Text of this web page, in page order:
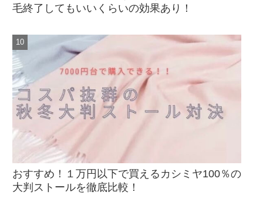
毛終了してもいいくらいの効果あり！
おすすめ！１万円以下で買えるカシミヤ100％の
大判ストールを徹底比較！